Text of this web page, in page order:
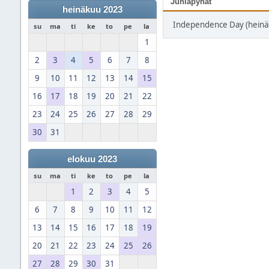
heinäkuu 2023
su ma ti ke to pe la
1
2
3 4 5 6 7
8
9
10 11 12 13 14
15
16
17 18 19 20 21
22
23
24 25 26 27 28
29
30
31
elokuu 2023
su ma ti ke to pe la
1 2 3 4
5
6
7 8 9 10 11
12
13
14 15 16 17 18
19
20
21 22 23 24 25
26
27
28 29 30 31
Independence Day